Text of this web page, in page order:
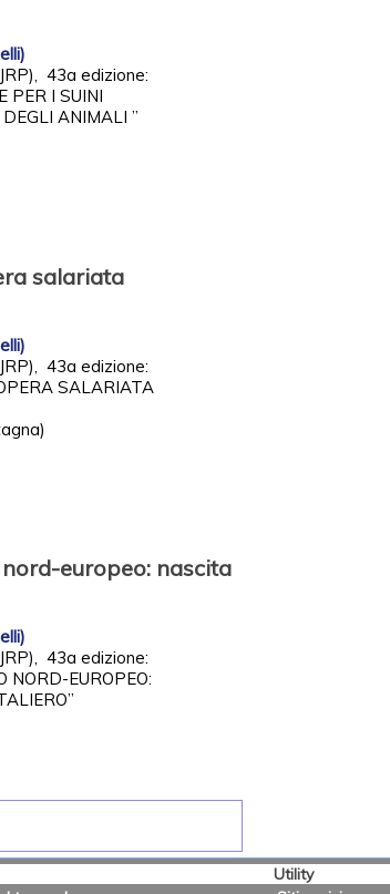
43a edizione:
PER I SUINI
ANIMALI ”
salariata
43a edizione:
SALARIATA
europeo: nascita
43a edizione:
NORD-EUROPEO:
Utility